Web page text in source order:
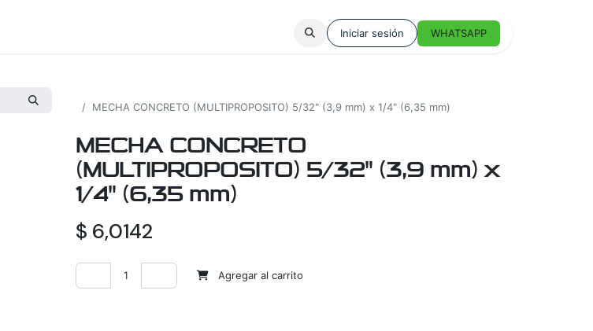
Iniciar sesión WHATSAPP
MECHA CONCRETO (MULTIPROPOSITO) 5/32" (3,9 mm) x 1/4" (6,35 mm)
MECHA CONCRETO
(MULTIPROPOSITO) 5/32" (3,9 mm) x
1/4" (6,35 mm)
$ 6,0142
Agregar al carrito